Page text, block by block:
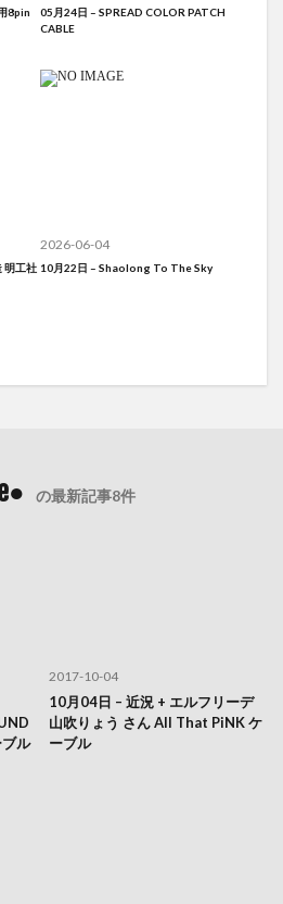
8pin
05月24日 – SPREAD COLOR PATCH
CABLE
明工社
2026-06-04
10月22日 – Shaolong To The Sky
の最新記事8件
ル
2017-10-04
10月04日 – 近況 + エルフリーデ
山吹りょう さん All That PiNK ケ
ーブル